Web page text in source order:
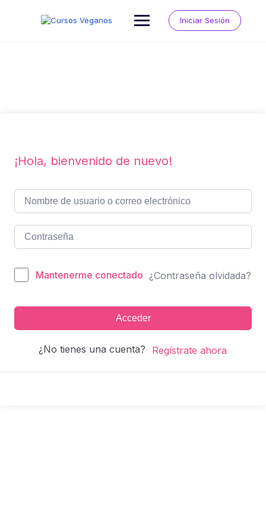
Iniciar Sesión
¡Hola, bienvenido de nuevo!
Mantenerme conectado ¿Contraseña olvidada?
Acceder
¿No tienes una cuenta? Regístrate ahora